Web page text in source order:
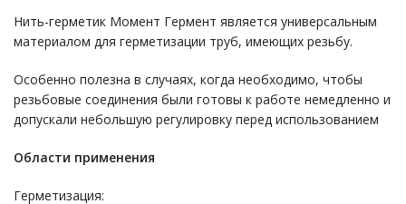
Нить-герметик Момент Гермент является универсальным
материалом для герметизации труб, имеющих резьбу.
Особенно полезна в случаях, когда необходимо, чтобы
резьбовые соединения были готовы к работе немедленно и
допускали небольшую регулировку перед использованием
Области применения
Герметизация: